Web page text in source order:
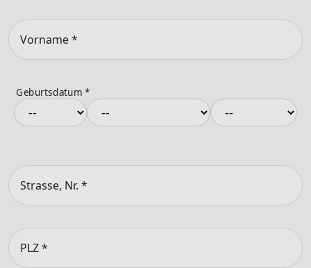
Vorname*
Geburtsdatum*
Strasse, Nr. *
PLZ*